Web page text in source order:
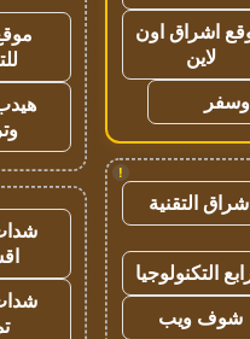
اشراق اون
لاين
!
التقنية
التكنولوجيا
شوف ويب